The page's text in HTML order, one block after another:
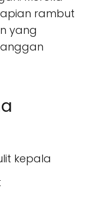
rambut
yang
kepala